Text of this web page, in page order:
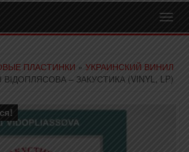
ПЛАСТИНКИ » УКРАИНСКИЙ ВИНИЛ
ВІДОПЛЯСОВА – ЗАКУСТИКА (VINYL, LP)